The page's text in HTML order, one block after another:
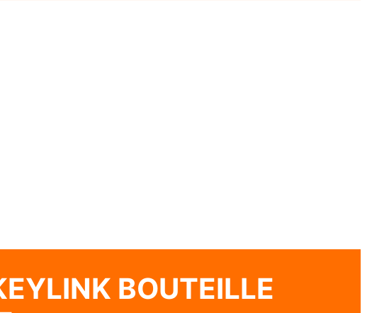
BOUTEILLE